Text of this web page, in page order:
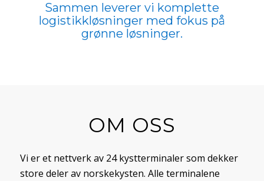
Sammen leverer vi komplette
logistikkløsninger med fokus på
grønne løsninger.
OM OSS
Vi er et nettverk av 24 kystterminaler som dekker
store deler av norskekysten. Alle terminalene